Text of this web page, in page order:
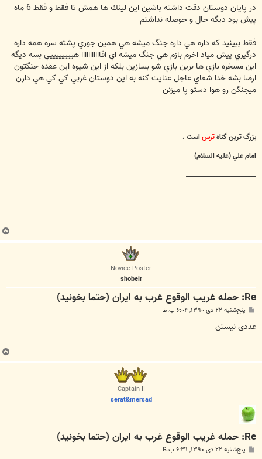
در پايان دوستان دقت داشته باشين اين لينك ها همش تا فقط و فقط 6 ماه
پيش بود ديگه حال و حوصله نداشتم
فقط ببينيد كه داره هي داره جنگ ميشه هي همين جوري پشته سره همه داره
درگيري پيش مياد اخرم بازم هي جنگ ميشه اي اقااااااااااا هييييييييي بسه ديگه
اين مسخره بازي ها برين بازي شو بسازين بلكه از اين شيوه اين عقده جنگتون
ارضا بشه خدا شفاي عاجل عنايت كنه به اين دوستان غربي كي كي هي دارن
ميجنگن رو هوا دستو پا ميزنن
بزرگ ترين گناهترس است .
امام علي (عليه السلام)
________________________
Novice Poster
shobeir
Re: حمله غريب الوقوع غرب به ايران (حتما بخونيد)
س
ت
پنج‌شنبه ۲۲ دی ۱۳۹۰, ۶:۰۴ ب.ظ
عددی نیستن
Captain II
serat&mersad
Re: حمله غريب الوقوع غرب به ايران (حتما بخونيد)
س
پنج‌شنبه ۲۲ دی ۱۳۹۰, ۶:۳۱ ب.ظ